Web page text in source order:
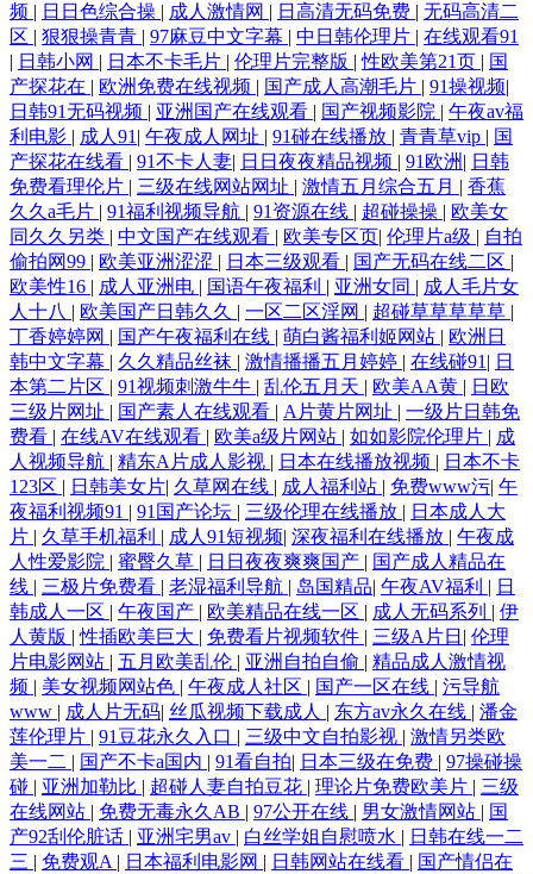
频 | 日日色综合操 | 成人激情网 | 日高清无码免费 | 无码高清二
区 | 狠狠操青青 | 97麻豆中文字幕 | 中日韩伦理片 | 在线观看91
| 日韩小网 | 日本不卡毛片 | 伦理片完整版 |性欧美第21页 | 国
产探花在 | 欧洲免费在线视频 | 国产成人高潮毛片 | 91操视频|
日韩91无码视频 | 亚洲国产在线观看 | 国产视频影院 | 午夜av福
利电影 | 成人91 | 午夜成人网址 | 91碰在线播放 | 青青草vip | 国
产探花在线看 | 91不卡人妻| 日日夜夜精品视频 | 91欧洲 | 日韩
免费看理伦片 | 三级在线网站网址 | 激情五月综合五月 | 香蕉
久久a毛片 | 91福利视频导航 | 91资源在线 | 超碰操操 | 欧美女
同久久另类 | 中文国产在线观看 | 欧美专区页| 伦理片a级 | 自拍
偷拍网99 | 欧美亚洲涩涩 | 日本三级观看 | 国产无码在线二区 |
欧美性16 | 成人亚洲电 | 国语午夜福利 | 亚洲女同 | 成人毛片女
人十八 | 欧美国产日韩久久 | 一区二区淫网 | 超碰草草草草草 |
丁香婷婷网 | 国产午夜福利在线 | 萌白酱福利姬网站 | 欧洲日
韩中文字幕 | 久久精品丝袜 | 激情播播五月婷婷 | 在线碰91 | 日
本第二片区 | 91视频刺激牛牛 | 乱伦五月天 | 欧美AA黄 | 日欧
三级片网址 | 国产素人在线观看 | A片黄片网址 | 一级片日韩免
费看 | 在线AV在线观看 | 欧美a级片网站 | 如如影院伦理片 | 成
人视频导航 | 精东A片成人影视 | 日本在线播放视频 | 日本不卡
123区 | 日韩美女片| 久草网在线 | 成人福利站 | 免费www污| 午
夜福利视频91 | 91国产论坛 | 三级伦理在线播放 | 日本成人大
片 | 久草手机福利 | 成人91短视频| 深夜福利在线播放 | 午夜成
人性爱影院 | 蜜臀久草 | 日日夜夜爽爽国产 | 国产成人精品在
线 | 三极片免费看 | 老湿福利导航 | 岛国精品| 午夜AV福利 | 日
韩成人一区 | 午夜国产 | 欧美精品在线一区 | 成人无码系列 | 伊
人黄版 |性插欧美巨大 | 免费看片视频软件 | 三级A片日 | 伦理
片电影网站 | 五月欧美乱伦 | 亚洲自拍自偷 | 精品成人激情视
频 | 美女视频网站色 | 午夜成人社区 | 国产一区在线 | 污导航
www | 成人片无码| 丝瓜视频下载成人 | 东方av永久在线 | 潘金
莲伦理片 | 91豆花永久入口 | 三级中文自拍影视 | 激情另类欧
美一二 | 国产不卡a国内 | 91看自拍| 日本三级在免费 | 97操碰操
碰 | 亚洲加勒比 | 超碰人妻自拍豆花 | 理论片免费欧美片 | 三级
在线网站 | 免费无毒永久AB | 97公开在线 | 男女激情网站 | 国
产92刮伦脏话 | 亚洲宅男av | 白丝学姐自慰喷水 | 日韩在线一二
三 | 免费观A | 日本福利电影网 | 日韩网站在线看 | 国产情侣在